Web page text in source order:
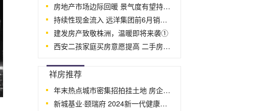
房地产市场边际回暖 景气度有望持续回
持续性现金流入 远洋集团前6月销售额43
建发房产致敬株洲，温暖即将来袭①
西安二孩家庭买房意愿提高 二手房参考
祥房推荐
年末热点城市密集招拍挂土地 房企拿地
新城基业·颐瑞府 2024新一代健康生活